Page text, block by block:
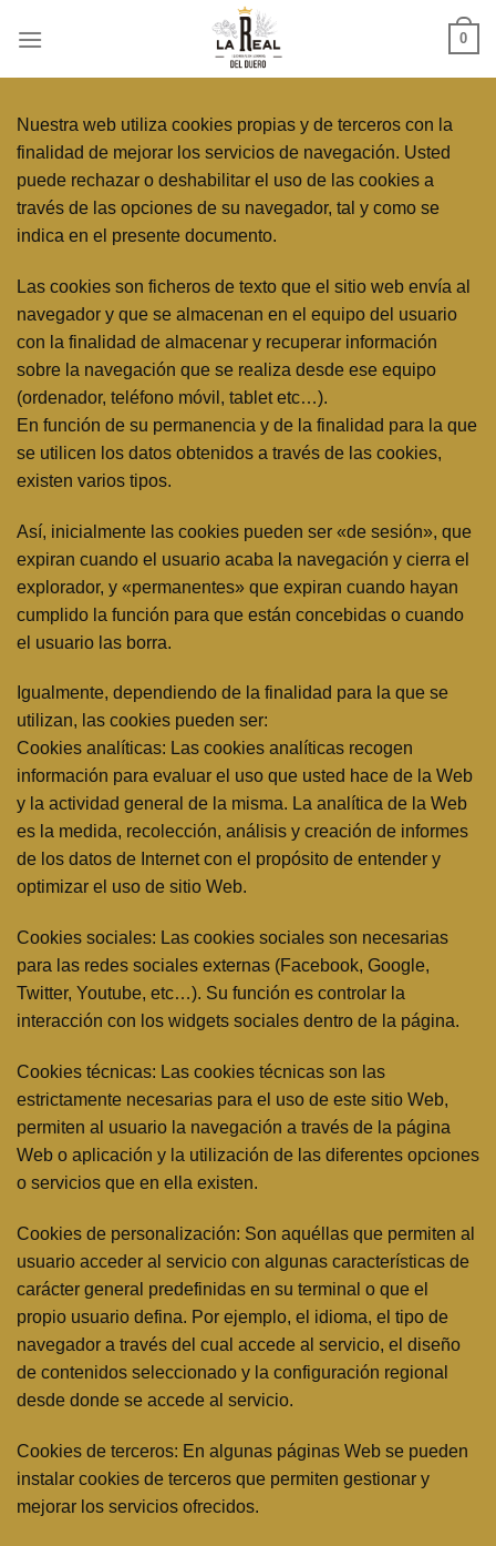
0
Nuestra web utiliza cookies propias y de terceros con la
finalidad de mejorar los servicios de navegación. Usted
puede rechazar o deshabilitar el uso de las cookies a
través de las opciones de su navegador, tal y como se
indica en el presente documento.
Las cookies son ficheros de texto que el sitio web envía al
navegador y que se almacenan en el equipo del usuario
con la finalidad de almacenar y recuperar información
sobre la navegación que se realiza desde ese equipo
(ordenador, teléfono móvil, tablet etc…).
En función de su permanencia y de la finalidad para la que
se utilicen los datos obtenidos a través de las cookies,
existen varios tipos.
Así, inicialmente las cookies pueden ser «de sesión», que
expiran cuando el usuario acaba la navegación y cierra el
explorador, y «permanentes» que expiran cuando hayan
cumplido la función para que están concebidas o cuando
el usuario las borra.
Igualmente, dependiendo de la finalidad para la que se
utilizan, las cookies pueden ser:
Cookies analíticas: Las cookies analíticas recogen
información para evaluar el uso que usted hace de la Web
y la actividad general de la misma. La analítica de la Web
es la medida, recolección, análisis y creación de informes
de los datos de Internet con el propósito de entender y
optimizar el uso de sitio Web.
Cookies sociales: Las cookies sociales son necesarias
para las redes sociales externas (Facebook, Google,
Twitter, Youtube, etc…). Su función es controlar la
interacción con los widgets sociales dentro de la página.
Cookies técnicas: Las cookies técnicas son las
estrictamente necesarias para el uso de este sitio Web,
permiten al usuario la navegación a través de la página
Web o aplicación y la utilización de las diferentes opciones
o servicios que en ella existen.
Cookies de personalización: Son aquéllas que permiten al
usuario acceder al servicio con algunas características de
carácter general predefinidas en su terminal o que el
propio usuario defina. Por ejemplo, el idioma, el tipo de
navegador a través del cual accede al servicio, el diseño
de contenidos seleccionado y la configuración regional
desde donde se accede al servicio.
Cookies de terceros: En algunas páginas Web se pueden
instalar cookies de terceros que permiten gestionar y
mejorar los servicios ofrecidos.